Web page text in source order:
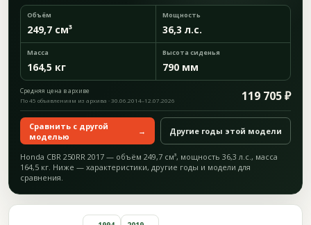
Объём
249,7 см³
Мощность
36,3 л.с.
Масса
164,5 кг
Высота сиденья
790 мм
Средняя цена в архиве 119 705 ₽
По 45 объявлениям из архива · 30.06.2014–12.07.2026
Сравнить с другой
моделью
→ Другие годы этой модели
Honda CBR 250RR 2017 — объём 249,7 см³, мощность 36,3 л.с., масса
164,5 кг. Ниже — характеристики, другие годы и модели для
сравнения.